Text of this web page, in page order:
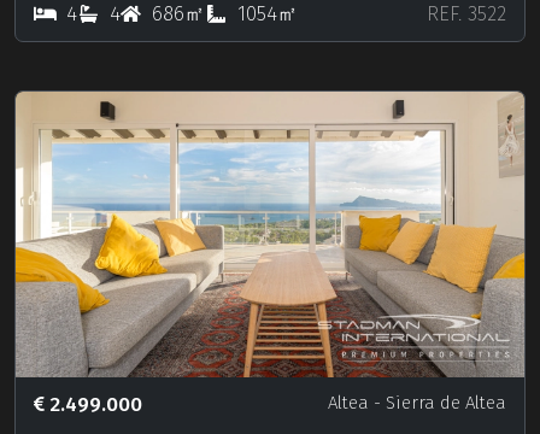
4 4 686㎡ 1054㎡ REF. 3522
2.499.000 Altea - Sierra de Altea